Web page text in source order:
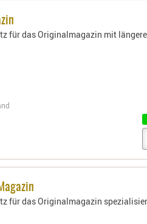
für das Originalmagazin mit
für das Originalmagazin